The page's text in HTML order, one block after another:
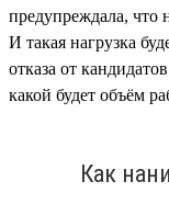
предупреждала, что
И такая нагрузка
отказа от
какой будет объём
Как